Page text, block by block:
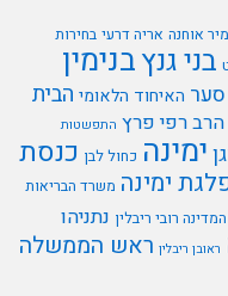
אוחנה אריה דרעי בחירות
בני גנץבנימין
סער האיחוד הלאומי הבית
הרב רפי פרץ התפשטות
ימינה כחול לבן כנסת
ימינה משרד הבריאות
רובי ריבלין נתניהו
ראובן ריבלין ראש הממשלה